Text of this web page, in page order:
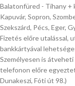
Balatonfüred - Tihany +
Kapuvár, Sopron,
Szekszárd, Pécs, Eger,
Fizetés előre utalással,
bankkártyával
Személyesen is
telefonon előre
Dunakeszi, Fóti út 98.)